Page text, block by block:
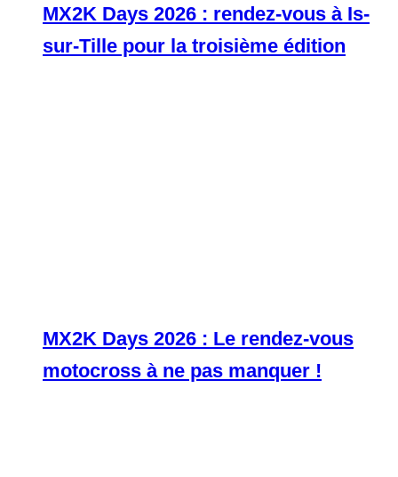
MX2K Days 2026 : rendez-vous à Is-
sur-Tille pour la troisième édition
MX2K Days 2026 : Le rendez-vous
motocross à ne pas manquer !